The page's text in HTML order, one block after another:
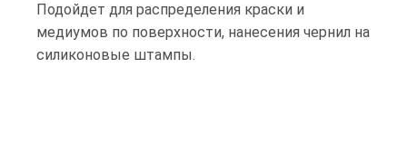
Подойдет для распределения краски и
медиумов по поверхности, нанесения чернил на
силиконовые штампы.